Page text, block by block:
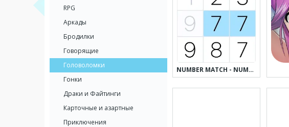
NUMBER MATCH - NUMBER GAMES
RPG
Аркады
Бродилки
Говорящие
Головоломки
Гонки
Драки и Файтинги
Карточные и азартные
Приключения